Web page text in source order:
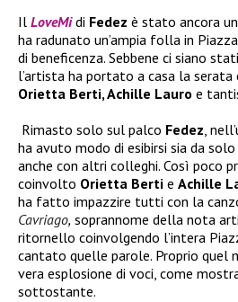
Il LoveMi di Fedez è stato ancora
ha radunato un’ampia folla in
di beneficenza. Sebbene ci siano
l’artista ha portato a casa la serata
Orietta Berti, Achille Lauro e
Rimasto solo sul palco Fedez,
ha avuto modo di esibirsi sia da
anche con altri colleghi. Così poco
coinvolto Orietta Berti e Achille
ha fatto impazzire tutti con la
Cavriago, soprannome della nota
ritornello coinvolgendo l’intera
cantato quelle parole. Proprio quel
vera esplosione di voci, come
sottostante.